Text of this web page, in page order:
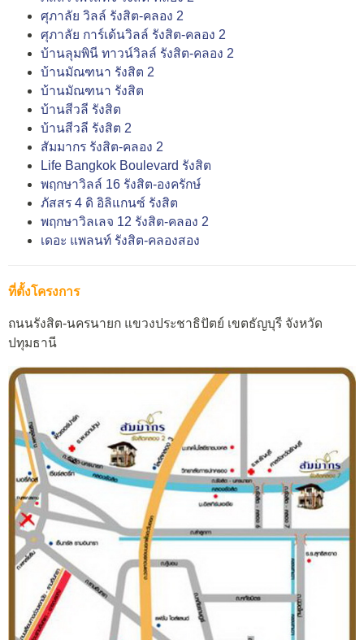
ศุภาลัย วิลล์ รังสิต-คลอง 2
ศุภาลัย การ์เด้นวิลล์ รังสิต-คลอง 2
บ้านลุมพินี ทาวน์วิลล์ รังสิต-คลอง 2
บ้านมัณฑนา รังสิต 2
บ้านมัณฑนา รังสิต
บ้านสีวลี รังสิต
บ้านสีวลี รังสิต 2
สัมมากร รังสิต-คลอง 2
Life Bangkok Boulevard รังสิต
พฤกษาวิลล์ 16 รังสิต-องครักษ์
ภัสสร 4 ดิ อิลิแกนซ์ รังสิต
พฤกษาวิลเลจ 12 รังสิต-คลอง 2
เดอะ แพลนท์ รังสิต-คลองสอง
ที่ตั้งโครงการ
ถนนรังสิต-นครนายก แขวงประชาธิปัตย์ เขตธัญบุรี จังหวัด
ปทุมธานี